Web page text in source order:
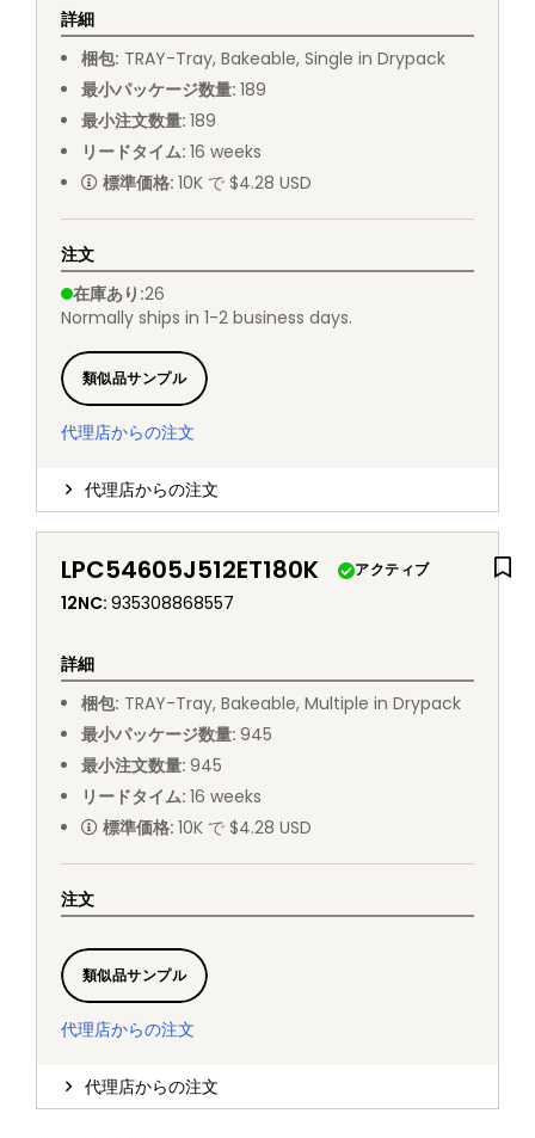
詳細
梱包: TRAY-Tray, Bakeable, Single in Drypack
最小パッケージ数量: 189
最小注文数量: 189
リードタイム: 16 weeks
標準価格: 10K で $4.28 USD
注文
在庫あり :26
Normally ships in 1-2 business days.
類似品サンプル
代理店からの注文
代理店からの注文
LPC54605J512ET180K アクティブ
12NC: 935308868557
詳細
梱包: TRAY-Tray, Bakeable, Multiple in Drypack
最小パッケージ数量: 945
最小注文数量: 945
リードタイム: 16 weeks
標準価格: 10K で $4.28 USD
注文
類似品サンプル
代理店からの注文
代理店からの注文